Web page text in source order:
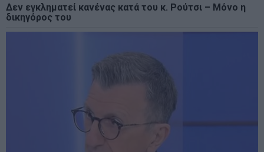
Δεν εγκληματεί κανένας κατά του κ. Ρούτσι – Μόνο η
δικηγόρος του